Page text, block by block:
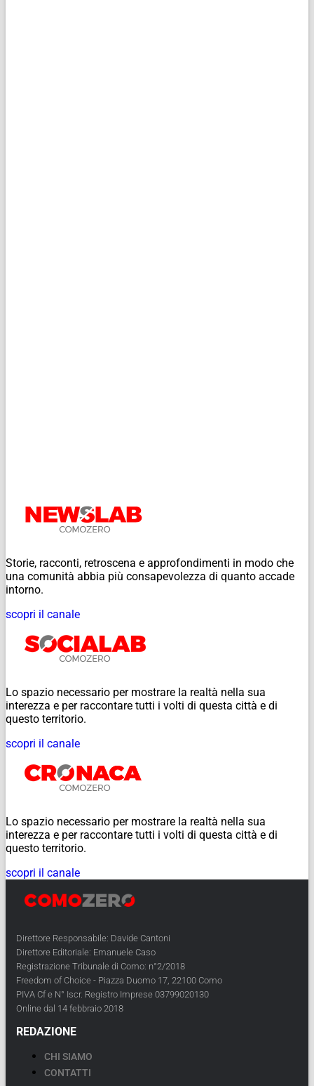
Storie, racconti, retroscena e approfondimenti in modo che
una comunità abbia più consapevolezza di quanto accade
intorno.
scopri il canale
Lo spazio necessario per mostrare la realtà nella sua
interezza e per raccontare tutti i volti di questa città e di
questo territorio.
scopri il canale
Lo spazio necessario per mostrare la realtà nella sua
interezza e per raccontare tutti i volti di questa città e di
questo territorio.
scopri il canale
Direttore Responsabile: Davide Cantoni
Direttore Editoriale: Emanuele Caso
Registrazione Tribunale di Como: n°2/2018
Freedom of Choice - Piazza Duomo 17, 22100 Como
PIVA Cf e N° Iscr. Registro Imprese 03799020130
Online dal 14 febbraio 2018
REDAZIONE
CHI SIAMO
CONTATTI